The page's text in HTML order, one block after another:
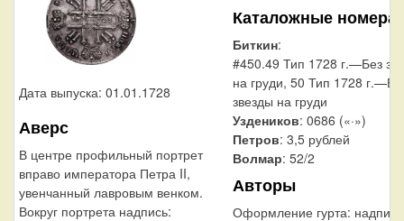
Дата выпуска: 01.01.1728
Аверс
В центре профильный портрет
вправо императора Петра II,
увенчанный лавровым венком.
Вокруг портрета надпись:
Каталожные номера
Биткин:
#450.49 Тип 1728 г.—Без
на груди, 50 Тип 1728
звезды на груди
Уздеников: 0686 («·»)
Петров: 3,5 рублей
Волмар: 52/2
Авторы
Оформление гурта: надпись